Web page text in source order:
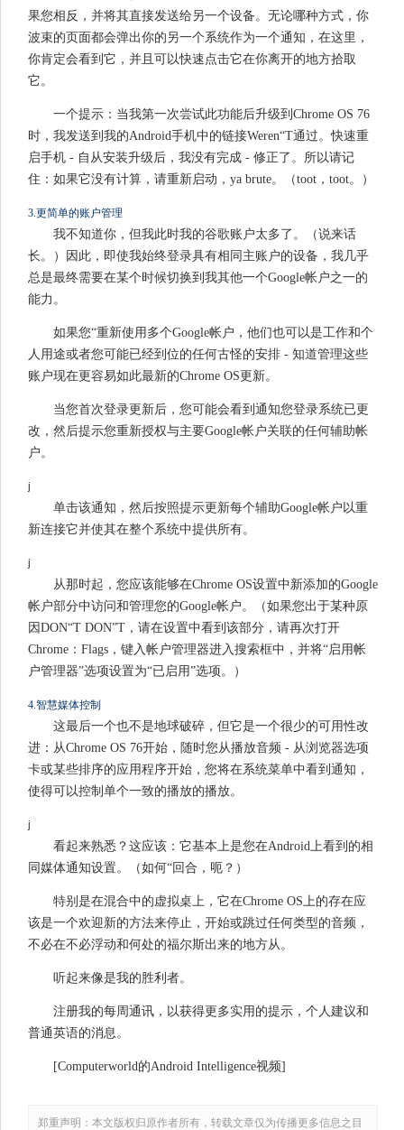
果您相反，并将其直接发送给另一个设备。无论哪种方式，你
波束的页面都会弹出你的另一个系统作为一个通知，在这里，
你肯定会看到它，并且可以快速点击它在你离开的地方拾取
它。
一个提示：当我第一次尝试此功能后升级到Chrome OS 76
时，我发送到我的Android手机中的链接Weren“T通过。快速重
启手机 - 自从安装升级后，我没有完成 - 修正了。所以请记
住：如果它没有计算，请重新启动，ya brute。（toot，toot。）
3.更简单的账户管理
我不知道你，但我此时我的谷歌账户太多了。（说来话
长。）因此，即使我始终登录具有相同主账户的设备，我几乎
总是最终需要在某个时候切换到我其他一个Google帐户之一的
能力。
如果您“重新使用多个Google帐户，他们也可以是工作和个
人用途或者您可能已经到位的任何古怪的安排 - 知道管理这些
账户现在更容易如此最新的Chrome OS更新。
当您首次登录更新后，您可能会看到通知您登录系统已更
改，然后提示您重新授权与主要Google帐户关联的任何辅助帐
户。
j
单击该通知，然后按照提示更新每个辅助Google帐户以重
新连接它并使其在整个系统中提供所有。
j
从那时起，您应该能够在Chrome OS设置中新添加的Google
帐户部分中访问和管理您的Google帐户。（如果您出于某种原
因DON“T DON”T，请在设置中看到该部分，请再次打开
Chrome：Flags，键入帐户管理器进入搜索框中，并将“启用帐
户管理器”选项设置为“已启用”选项。）
4.智慧媒体控制
这最后一个也不是地球破碎，但它是一个很少的可用性改
进：从Chrome OS 76开始，随时您从播放音频 - 从浏览器选项
卡或某些排序的应用程序开始，您将在系统菜单中看到通知，
使得可以控制单个一致的播放的播放。
j
看起来熟悉？这应该：它基本上是您在Android上看到的相
同媒体通知设置。（如何“回合，呃？）
特别是在混合中的虚拟桌上，它在Chrome OS上的存在应
该是一个欢迎新的方法来停止，开始或跳过任何类型的音频，
不必在不必浮动和何处的福尔斯出来的地方从。
听起来像是我的胜利者。
注册我的每周通讯，以获得更多实用的提示，个人建议和
普通英语的消息。
[Computerworld的Android Intelligence视频]
郑重声明：本文版权归原作者所有，转载文章仅为传播更多信息之目